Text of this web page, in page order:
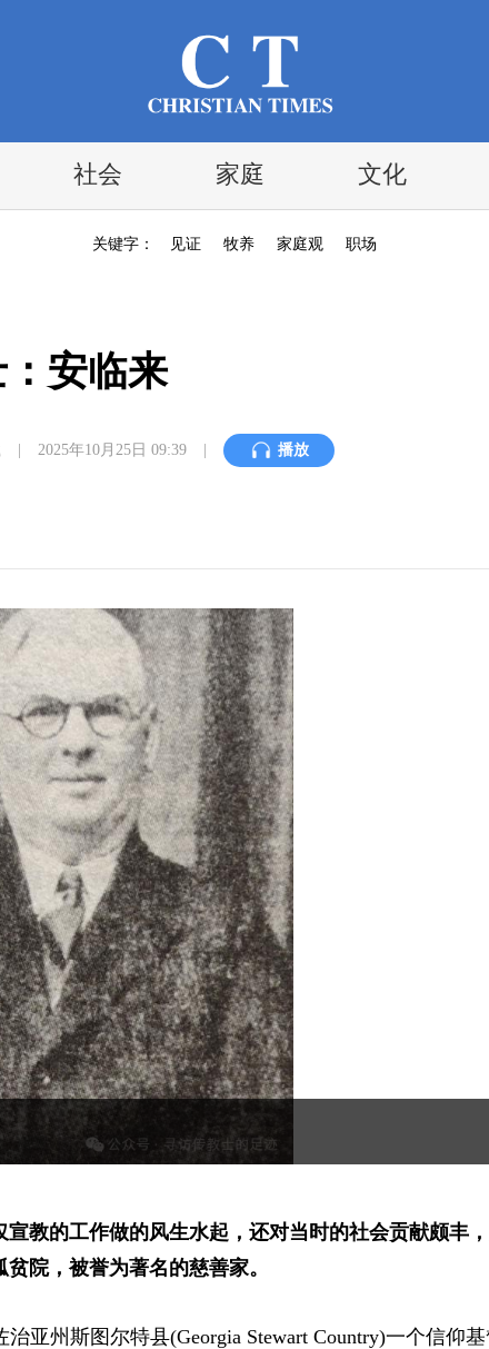
社会 家庭 文化
关键字： 见证 牧养 家庭观 职场
安临来
2025年10月25日 09:39 播放
教的工作做的风生水起，还对当时的社会贡献颇丰
院，被誉为著名的慈善家。
亚州斯图尔特县(Georgia Stewart Country)一个信仰